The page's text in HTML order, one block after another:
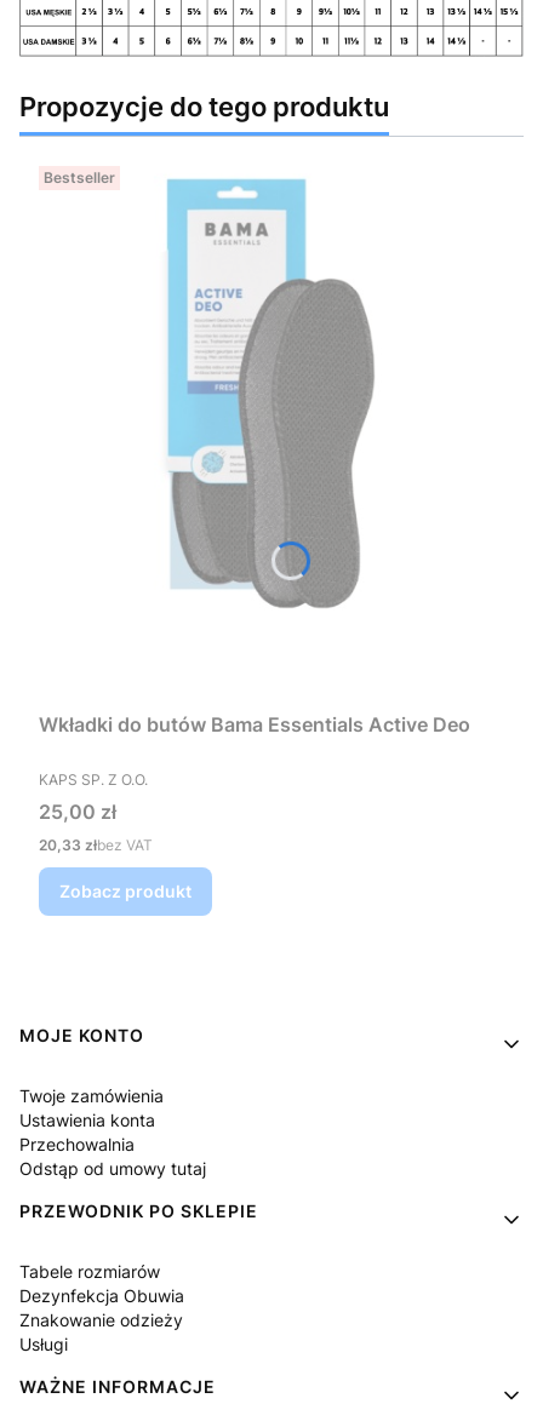
Propozycje do tego produktu
Bestseller
Wkładki do butów Bama Essentials Active Deo
PRODUCENT
KAPS SP. Z O.O.
Cena
25,00 zł
Cena
20,33 złbez VAT
Zobacz produkt
Linki w stopce
MOJE KONTO
Twoje zamówienia
Ustawienia konta
Przechowalnia
Odstąp od umowy tutaj
PRZEWODNIK PO SKLEPIE
Tabele rozmiarów
Dezynfekcja Obuwia
Znakowanie odzieży
Usługi
WAŻNE INFORMACJE